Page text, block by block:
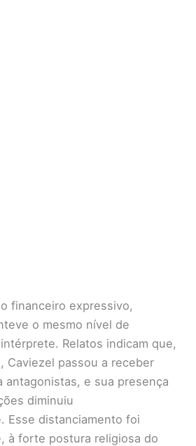
financeiro expressivo,
o mesmo nível de
Relatos indicam que,
Caviezel passou a receber
e sua presença
diminuiu
Esse distanciamento foi
à forte postura religiosa do